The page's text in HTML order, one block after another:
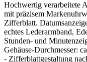
Hochwertig verarbeitete
mit präzisem
Zifferblatt.
echtes Lederarmband,
Stunden- und
Gehäuse-Durchmesser:
- Zifferblattgestaltung